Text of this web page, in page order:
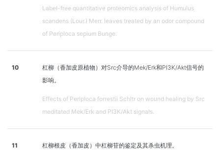
Label-free quantitative proteomics analysis of Humulus
scandens (Lour.) Merr. leaves treated by an odor compound
of Periploca sepium Bunge.
10
杠柳（香加皮原植物）对Src介导的Mek/Erk和PI3K/Akt信号的
影响。
Effects of Periploca forrestii Schltr on wound healing by Src
meditated Mek/Erk and PI3K/Akt signals.
11 杠柳根皮（香加皮）中杠柳苷的鉴定及其杀虫机理。